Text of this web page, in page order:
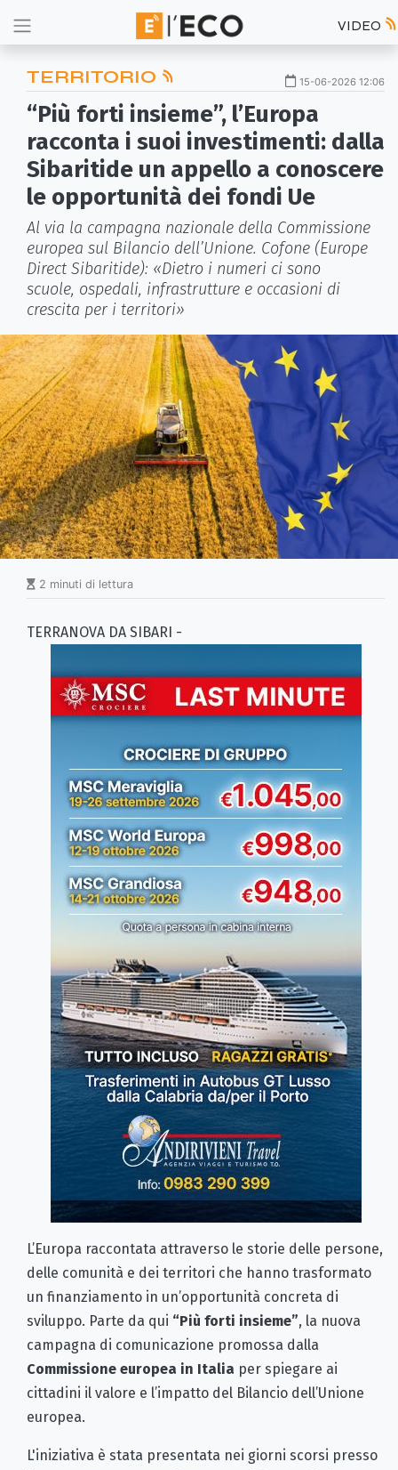
VIDEO
TERRITORIO 15-06-2026 12:06
“Più forti insieme”, l’Europa
racconta i suoi investimenti: dalla
Sibaritide un appello a conoscere
le opportunità dei fondi Ue
Al via la campagna nazionale della Commissione
europea sul Bilancio dell’Unione. Cofone (Europe
Direct Sibaritide): «Dietro i numeri ci sono
scuole, ospedali, infrastrutture e occasioni di
crescita per i territori»
2 minuti di lettura
TERRANOVA DA SIBARI -
L’Europa raccontata attraverso le storie delle persone,
delle comunità e dei territori che hanno trasformato
un finanziamento in un’opportunità concreta di
sviluppo. Parte da qui “Più forti insieme”, la nuova
campagna di comunicazione promossa dalla
Commissione europea in Italia per spiegare ai
cittadini il valore e l’impatto del Bilancio dell’Unione
europea.
L'iniziativa è stata presentata nei giorni scorsi presso